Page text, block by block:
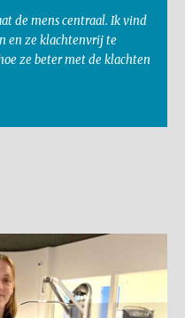
de mens centraal. Ik vind
en ze klachtenvrij te
ze beter met de klachten